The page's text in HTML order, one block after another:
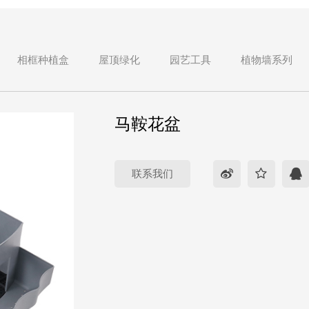
相框种植盒 屋顶绿化 园艺工具 植物墙系列
马鞍花盆
联系我们